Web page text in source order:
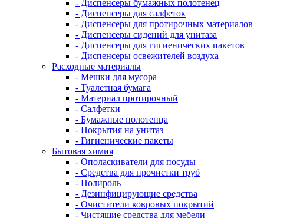
- Диспенсеры бумажных полотенец
- Диспенсеры для салфеток
- Диспенсеры для протирочных материалов
- Диспенсеры сидений для унитаза
- Диспенсеры для гигиенических пакетов
- Диспенсеры освежителей воздуха
Расходные материалы
- Мешки для мусора
- Туалетная бумага
- Материал протирочный
- Салфетки
- Бумажные полотенца
- Покрытия на унитаз
- Гигиенические пакеты
Бытовая химия
- Ополаскиватели для посуды
- Средства для прочистки труб
- Полироль
- Дезинфицирующие средства
- Очистители ковровых покрытий
- Чистящие средства для мебели